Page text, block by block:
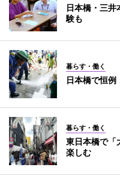
日本橋・三
験も
暮らす・働く
日本橋で恒
暮らす・働く
東日本橋で
楽しむ